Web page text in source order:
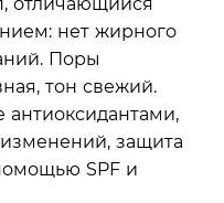
нет жирного
Поры
тон свежий.
антиоксидантами,
защита
SPF и